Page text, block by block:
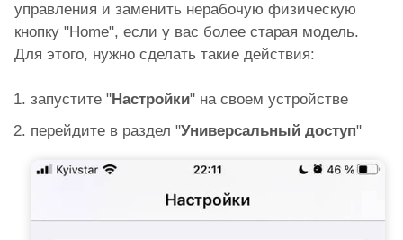
управления и заменить нерабочую физическую
кнопку "Home", если у вас более старая модель.
Для этого, нужно сделать такие действия:
запустите "Настройки" на своем устройстве
перейдите в раздел "Универсальный доступ"